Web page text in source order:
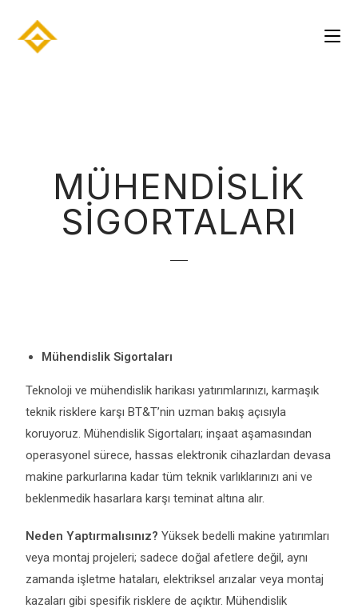
MÜHENDİSLİK
SİGORTALARI
Mühendislik Sigortaları
Teknoloji ve mühendislik harikası yatırımlarınızı, karmaşık
teknik risklere karşı BT&T’nin uzman bakış açısıyla
koruyoruz. Mühendislik Sigortaları; inşaat aşamasından
operasyonel sürece, hassas elektronik cihazlardan devasa
makine parkurlarına kadar tüm teknik varlıklarınızı ani ve
beklenmedik hasarlara karşı teminat altına alır.
Neden Yaptırmalısınız? Yüksek bedelli makine yatırımları
veya montaj projeleri; sadece doğal afetlere değil, aynı
zamanda işletme hataları, elektriksel arızalar veya montaj
kazaları gibi spesifik risklere de açıktır. Mühendislik